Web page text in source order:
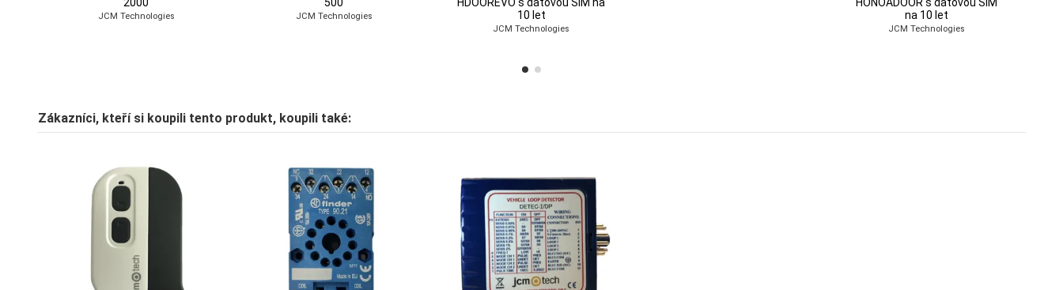
JCM Technologies JCM Technologies
10 let
JCM Technologies
na 10 let
JCM Technologies
Přijímač JCM-TECH
STICK500 F
JCM Technologies
Přijímač JCM-TECH
BASE500-2B
JCM Technologies
Zákazníci, kteří si koupili tento produkt, koupili také: